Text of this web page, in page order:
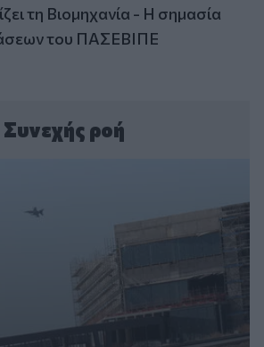
τη Βιομηχανία - Η σημασία
του ΠΑΣΕΒΙΠΕ
Συνεχής ροή